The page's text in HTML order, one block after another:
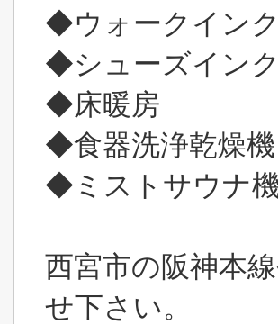
◆ウォークイン
◆シューズイン
◆床暖房
◆食器洗浄乾燥機
◆ミストサウナ
西宮市の阪神本
せ下さい。